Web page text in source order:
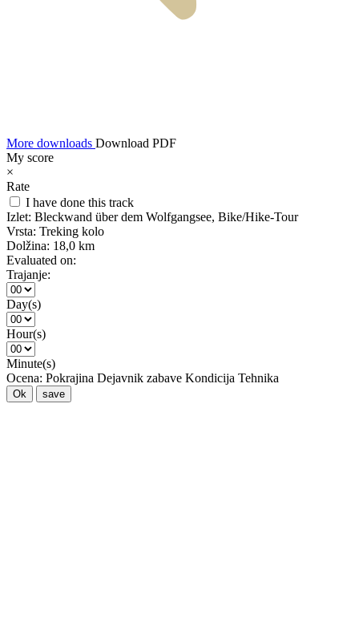
More downloads Download PDF
My score
×
Rate
I have done this track
Izlet: Bleckwand über dem Wolfgangsee, Bike/Hike-Tour
Vrsta: Treking kolo
Dolžina: 18,0 km
Evaluated on:
Trajanje:
Day(s)
Hour(s)
Minute(s)
Ocena: Pokrajina Dejavnik zabave Kondicija Tehnika
Ok save